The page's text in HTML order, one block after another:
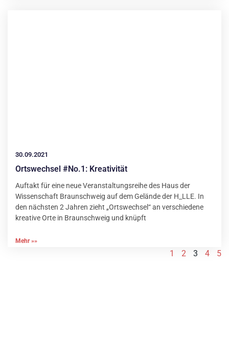
30.09.2021
Ortswechsel #No.1: Kreativität
Auftakt für eine neue Veranstaltungsreihe des Haus der
Wissenschaft Braunschweig auf dem Gelände der H_LLE. In
den nächsten 2 Jahren zieht „Ortswechsel“ an verschiedene
kreative Orte in Braunschweig und knüpft
Mehr »»
1 2 3 4 5